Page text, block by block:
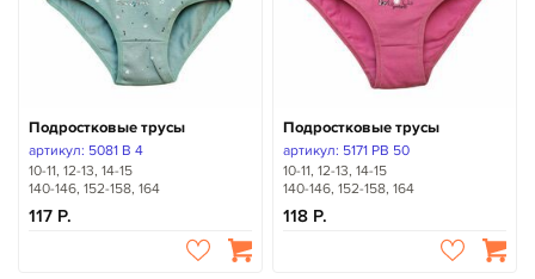
Подростковые трусы
артикул: 5081 B 4
10-11, 12-13, 14-15
140-146, 152-158, 164
117
Подростковые трусы
артикул: 5171 PB 50
10-11, 12-13, 14-15
140-146, 152-158, 164
118